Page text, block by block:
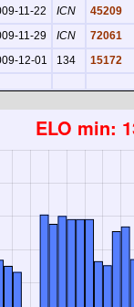
11-22 ICN
45209
11-29 ICN
72061
12-01 134
15172